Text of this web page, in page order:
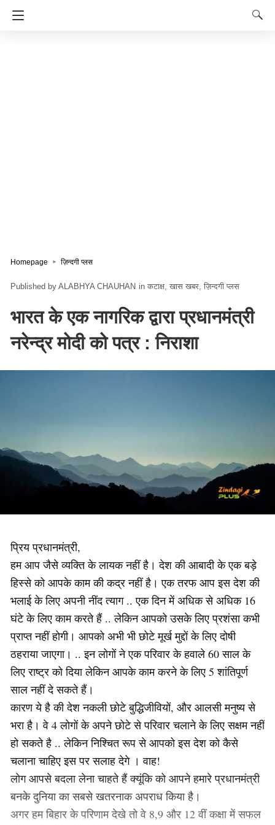
Homepage ज़िन्दगी प्लस
ALABHYA CHAUHAN in कटाक्ष खास खबर ज़िन्दगी प्लस
भारत के एक नागरिक द्वारा प्रधानमंत्री
नरेन्द्र मोदी को पत्र : निराशा
प्रिय प्रधानमंत्री,
हम आप जैसे व्यक्ति के लायक नहीं है। देश की आबादी के एक बड़े
हिस्से को आपके काम की कद्र नहीं है। एक तरफ आप इस देश की
भलाई के लिए अपनी नींद त्याग .. एक दिन में अधिक से अधिक 16
घंटे के लिए काम करते हैं .. लेकिन आपको उसके लिए प्रशंसा कभी
प्राप्त नहीं होगी। आपको अभी भी छोटे मूर्ख मुद्दों के लिए दोषी
ठहराया जाएगा। .. इन लोगों ने एक परिवार के हवाले 60 साल के
लिए राष्ट्र को दिया लेकिन आपके काम करने के लिए 5 शांतिपूर्ण
साल नहीं दे सकते हैं।
कारण ये है की देश नकली छोटे बुद्धिजीवियों, और आलसी मनुष्य से
भरा है। वे 4 लोगों के अपने छोटे से परिवार चलाने के लिए सक्षम नहीं
हो सकते है .. लेकिन निश्चित रूप से आपको इस देश को कैसे
चलाना चाहिए इस पर सलाह देगे । वाह!
लोग आपसे बदला लेना चाहते हैं क्यूंकि को आपने हमारे प्रधानमंत्री
बनके दुनिया का सबसे खतरनाक अपराध किया है।
अगर हम बिहार के परिणाम देखे तो वे 8,9 और 12 वीं कक्षा में सफल